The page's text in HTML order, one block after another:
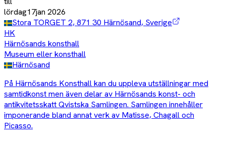
lördag17jan 2026
Stora TORGET 2, 871 30 Härnösand, Sverige
HK
Härnösands konsthall
Museum eller konsthall
Härnösand
På Härnösands Konsthall kan du uppleva utställningar med
samtidkonst men även delar av Härnösands konst- och
antikvitetsskatt Qvistska Samlingen. Samlingen innehåller
imponerande bland annat verk av Matisse, Chagall och
Picasso.